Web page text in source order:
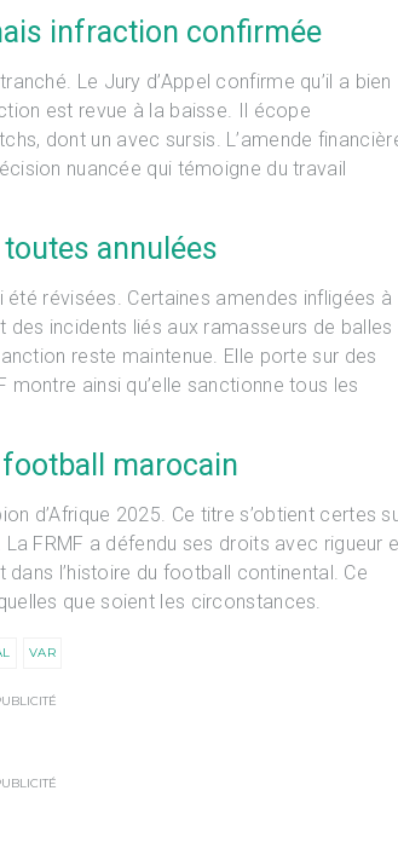
infraction confirmée
Le Jury d’Appel confirme qu’il a bien
est revue à la baisse. Il écope
dont un avec sursis. L’amende
nuancée qui témoigne du travail
annulées
révisées. Certaines amendes infligées à
des incidents liés aux ramasseurs de balles
reste maintenue. Elle porte sur des
montre ainsi qu’elle sanctionne tous les
football marocain
d’Afrique 2025. Ce titre s’obtient certes
FRMF a défendu ses droits avec rigueur
dans l’histoire du football continental. Ce
que soient les circonstances.
VAR